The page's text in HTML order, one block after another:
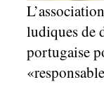
ludiques de
portugaise